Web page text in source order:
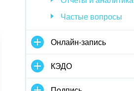
Частые вопросы
Онлайн-запись
КЭДО